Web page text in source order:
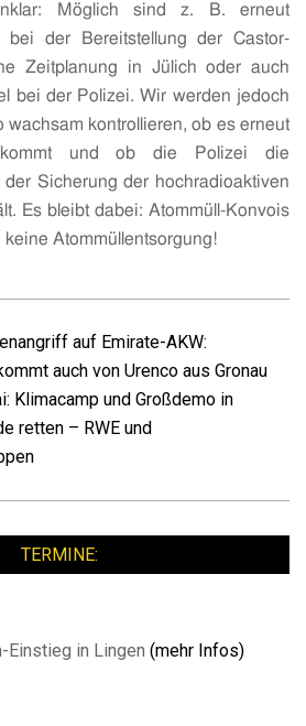
Möglich sind z. B. erneut
bei der Bereitstellung der Castor-
Zeitplanung in Jülich oder auch
bei der Polizei. Wir werden jedoch
wachsam kontrollieren, ob es erneut
kommt und ob die Polizei die
Sicherung der hochradioaktiven
Es bleibt dabei: Atommüll-Konvois
Atommüllentsorgung!
auf Emirate-AKW:
auch von Urenco aus Gronau
Klimacamp und Großdemo in
retten – RWE und
TERMINE:
Einstieg in Lingen (mehr Infos)